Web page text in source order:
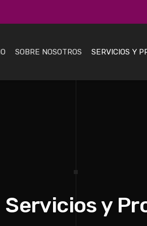
SOBRE NOSOTROS SERVICIOS Y
Servicios y